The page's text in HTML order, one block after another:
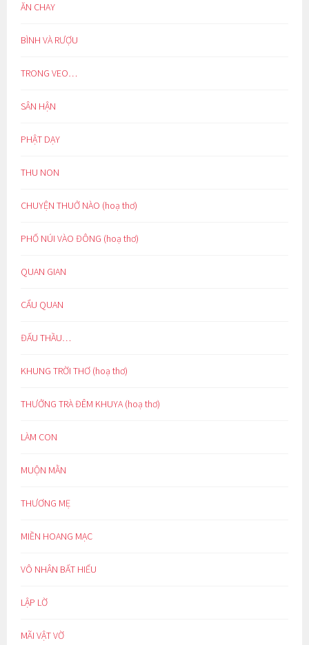
ĂN CHAY
BÌNH VÀ RƯỢU
TRONG VEO…
SÂN HẬN
PHẬT DẠY
THU NON
CHUYỆN THUỞ NÀO (hoạ thơ)
PHỐ NÚI VÀO ĐÔNG (hoạ thơ)
QUAN GIAN
CẨU QUAN
ĐẤU THẦU…
KHUNG TRỜI THƠ (hoạ thơ)
THƯỞNG TRÀ ĐÊM KHUYA (hoạ thơ)
LÀM CON
MUỘN MẰN
THƯƠNG MẸ
MIỀN HOANG MẠC
VÔ NHÂN BẤT HIẾU
LẬP LỜ
MÃI VẬT VỜ